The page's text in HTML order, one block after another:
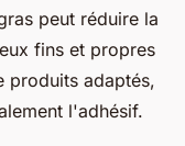
peut réduire la
fins et propres
produits adaptés,
l'adhésif.